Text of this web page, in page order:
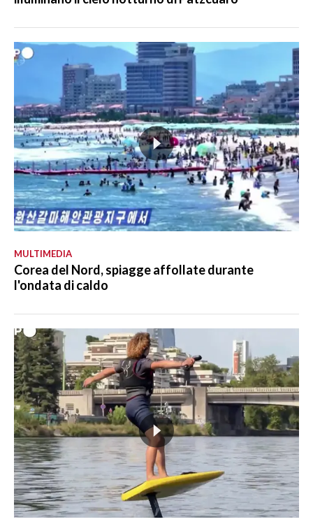
MULTIMEDIA
Corea del Nord, spiagge affollate durante
l'ondata di caldo